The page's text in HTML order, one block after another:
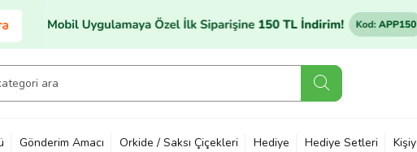
Gönderim Amacı Orkide / Saksı Çiçekleri Hediye Hediye Setleri